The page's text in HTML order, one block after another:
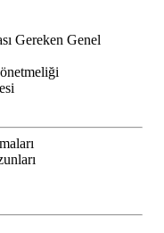
Gereken Genel